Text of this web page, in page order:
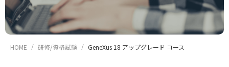
HOME 研修/資格試験 GeneXus 18 アップグレード コース